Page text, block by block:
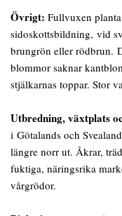
Övrigt: Fullvuxen
sidoskottsbildning, vid
brungrön eller rödbrun.
blommor saknar
stjälkarnas toppar. Stor
Utbredning, växtplats
i Götalands och
längre norr ut. Åkrar,
fuktiga, näringsrika
vårgrödor.